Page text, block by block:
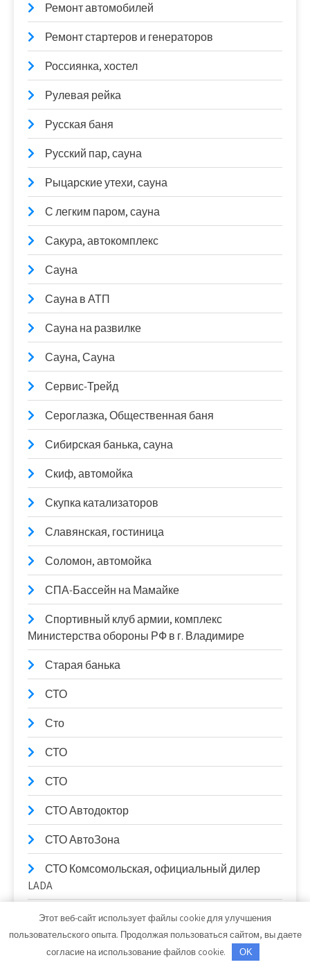
Ремонт автомобилей
Ремонт стартеров и генераторов
Россиянка, хостел
Рулевая рейка
Русская баня
Русский пар, сауна
Рыцарские утехи, сауна
С легким паром, сауна
Сакура, автокомплекс
Сауна
Сауна в АТП
Сауна на развилке
Сауна, Сауна
Сервис-Трейд
Сероглазка, Общественная баня
Сибирская банька, сауна
Скиф, автомойка
Скупка катализаторов
Славянская, гостиница
Соломон, автомойка
СПА-Бассейн на Мамайке
Спортивный клуб армии, комплекс
Министерства обороны РФ в г. Владимире
Старая банька
СТО
Сто
СТО
СТО
СТО Автодоктор
СТО АвтоЗона
СТО Комсомольская, официальный дилер
LADA
СТО Космос
Строй-Мастер, торговый дом
Этот веб-сайт использует файлы cookie для улучшения
пользовательского опыта. Продолжая пользоваться сайтом, вы даете
согласие на использование файлов cookie.
OK